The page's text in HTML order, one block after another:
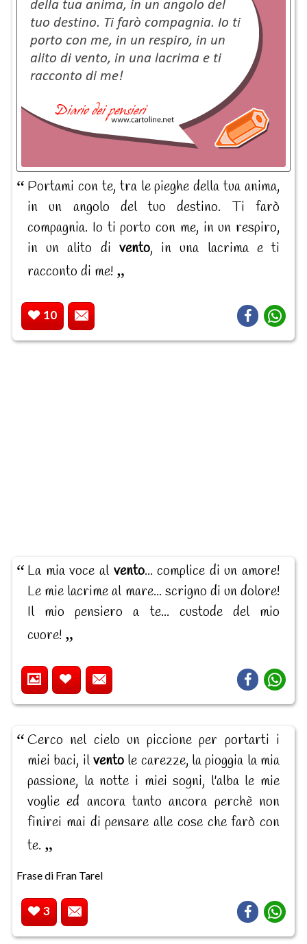
Portami con te, tra le pieghe della tua anima,
in un angolo del tuo destino. Ti farò
compagnia. Io ti porto con me, in un respiro,
in un alito di vento, in una lacrima e ti
racconto di me!
10
La mia voce al vento... complice di un amore!
Le mie lacrime al mare... scrigno di un dolore!
Il mio pensiero a te... custode del mio
cuore!
Cerco nel cielo un piccione per portarti i
miei baci, ilvento le carezze, la pioggia la mia
passione, la notte i miei sogni, l'alba le mie
voglie ed ancora tanto ancora perchè non
finirei mai di pensare alle cose che farò con
te.
Frase di Fran Tarel
3